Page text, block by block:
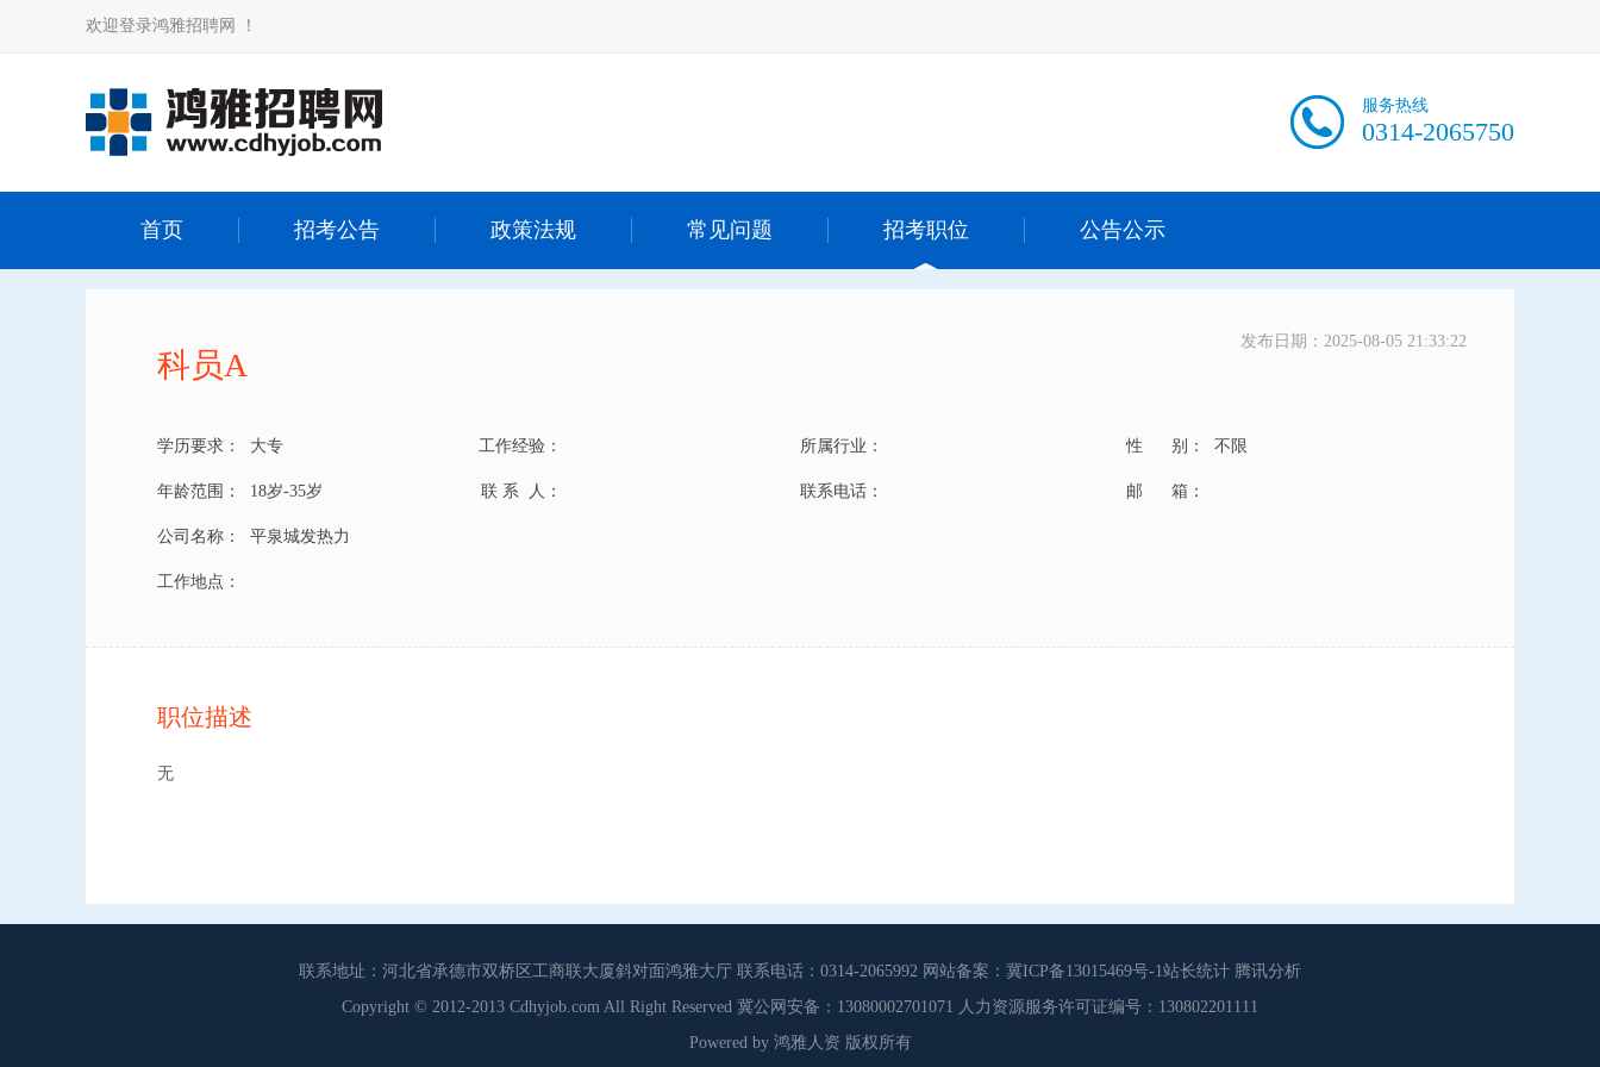
欢迎登录鸿雅招聘网 ！
服务热线
0314-2065750
首页 招考公告 政策法规 常见问题 招考职位 公告公示
发布日期：2025-08-05 21:33:22
科员A
学历要求： 大专 工作经验： 所属行业： 性 别： 不限
年龄范围： 18岁-35岁 联 系 人： 联系电话： 邮 箱：
公司名称： 平泉城发热力
工作地点：
职位描述
无
联系地址：河北省承德市双桥区工商联大厦斜对面鸿雅大厅 联系电话：0314-2065992 网站备案：冀ICP备13015469号-1站长统计 腾讯分析
Copyright © 2012-2013 Cdhyjob.com All Right Reserved 冀公网安备：13080002701071 人力资源服务许可证编号：130802201111
Powered by 鸿雅人资 版权所有